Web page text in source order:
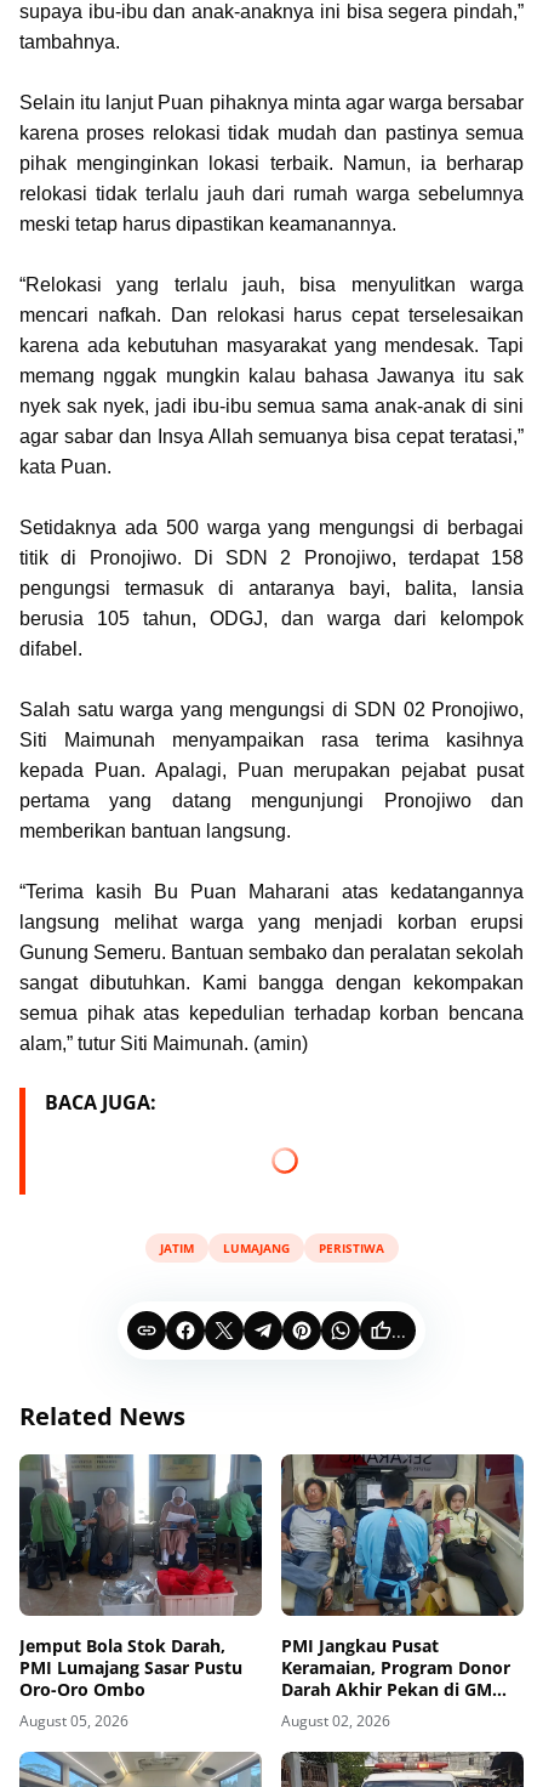
supaya ibu-ibu dan anak-anaknya ini bisa segera pindah,”
tambahnya.
Selain itu lanjut Puan pihaknya minta agar warga bersabar
karena proses relokasi tidak mudah dan pastinya semua
pihak menginginkan lokasi terbaik. Namun, ia berharap
relokasi tidak terlalu jauh dari rumah warga sebelumnya
meski tetap harus dipastikan keamanannya.
“Relokasi yang terlalu jauh, bisa menyulitkan warga
mencari nafkah. Dan relokasi harus cepat terselesaikan
karena ada kebutuhan masyarakat yang mendesak. Tapi
memang nggak mungkin kalau bahasa Jawanya itu sak
nyek sak nyek, jadi ibu-ibu semua sama anak-anak di sini
agar sabar dan Insya Allah semuanya bisa cepat teratasi,”
kata Puan.
Setidaknya ada 500 warga yang mengungsi di berbagai
titik di Pronojiwo. Di SDN 2 Pronojiwo, terdapat 158
pengungsi termasuk di antaranya bayi, balita, lansia
berusia 105 tahun, ODGJ, dan warga dari kelompok
difabel.
Salah satu warga yang mengungsi di SDN 02 Pronojiwo,
Siti Maimunah menyampaikan rasa terima kasihnya
kepada Puan. Apalagi, Puan merupakan pejabat pusat
pertama yang datang mengunjungi Pronojiwo dan
memberikan bantuan langsung.
“Terima kasih Bu Puan Maharani atas kedatangannya
langsung melihat warga yang menjadi korban erupsi
Gunung Semeru. Bantuan sembako dan peralatan sekolah
sangat dibutuhkan. Kami bangga dengan kekompakan
semua pihak atas kepedulian terhadap korban bencana
alam,” tutur Siti Maimunah. (amin)
BACA JUGA:
JATIM LUMAJANG PERISTIWA
...
Related News
Jemput Bola Stok Darah,
PMI Lumajang Sasar Pustu
Oro-Oro Ombo
August 05, 2026
PMI Jangkau Pusat
Keramaian, Program Donor
Darah Akhir Pekan di GM
Plaza Lumajang Disambut
Antusias
August 02, 2026